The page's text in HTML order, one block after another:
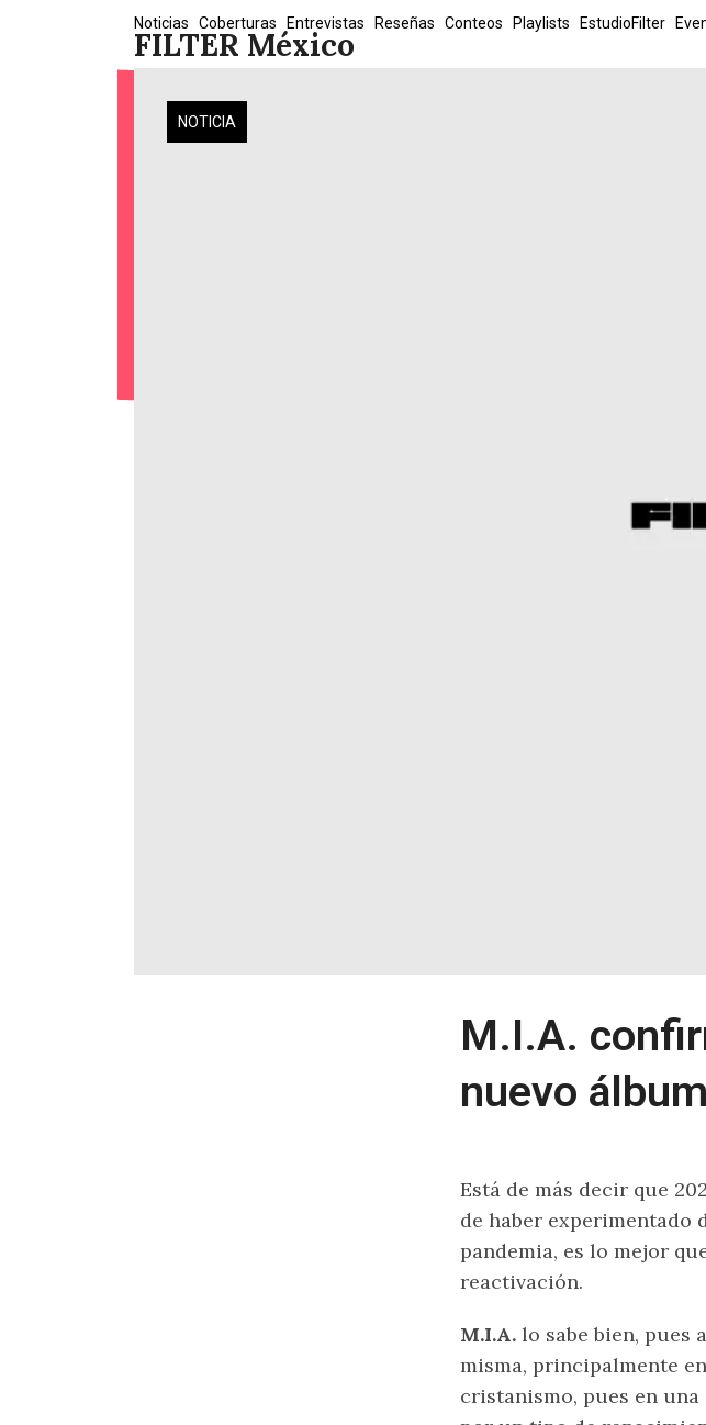
FILTER México
Noticias Coberturas Entrevistas Reseñas Conteos Playlists EstudioFilter
NOTICIA
M.I.A.
nuevo
Está de más decir que
de haber experimentado
pandemia, es lo mejor
reactivación.
M.I.A. lo sabe bien, pues
misma, principalmente
cristanismo, pues en